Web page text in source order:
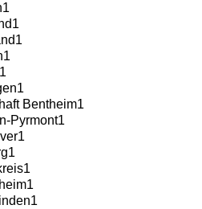
1
1
1
1
1
1
Bentheim1
Pyrmont1
1
1
1
1
1